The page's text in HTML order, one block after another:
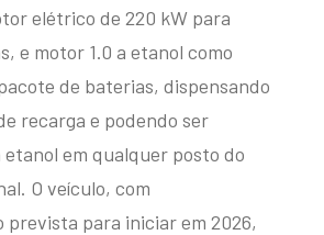
9
máxima de
elétrico de 220 kW para
e motor 1.0 a etanol como
de baterias, dispensando
recarga e podendo ser
em qualquer posto do
O veículo, com
prevista para iniciar em 2026,